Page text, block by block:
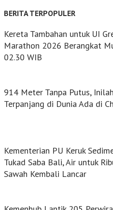
BERITA TERPOPULER
Kereta Tambahan untuk UI
Marathon 2026 Berangkat
02.30 WIB
914 Meter Tanpa Putus,
Terpanjang di Dunia Ada di
Kementerian PU Keruk
Tukad Saba Bali, Air untuk
Sawah Kembali Lancar